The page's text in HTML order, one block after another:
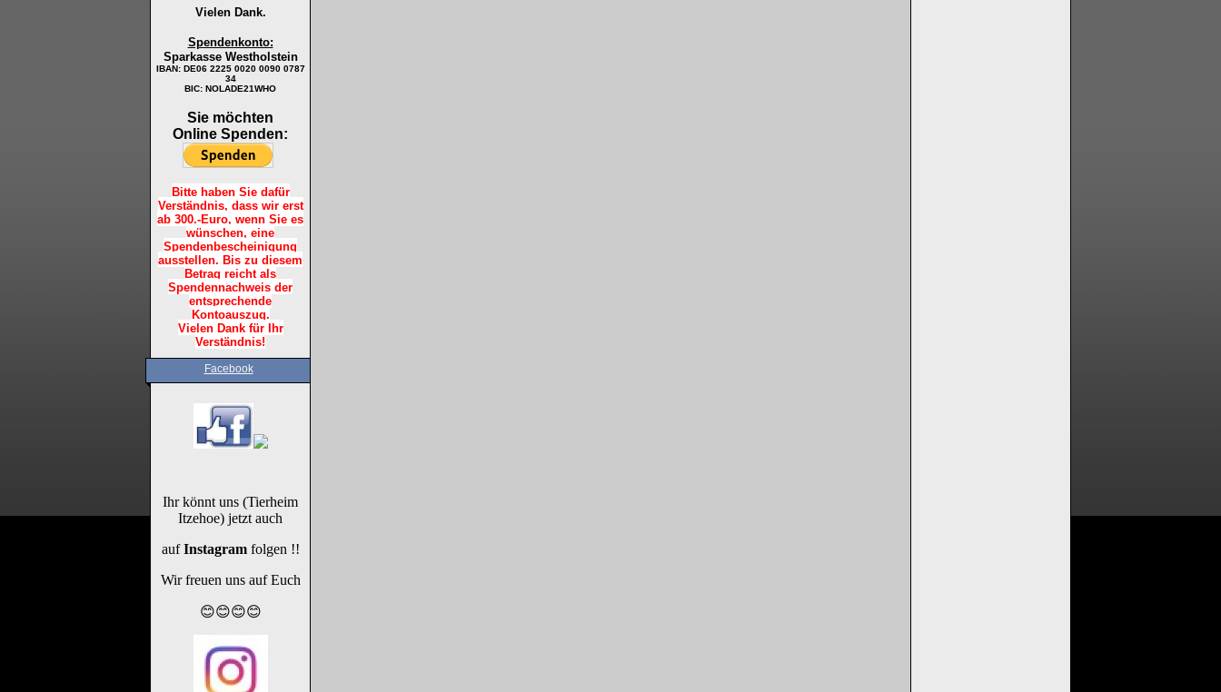
Vielen Dank.
Spendenkonto:
Sparkasse Westholstein
IBAN: DE06 2225 0020 0090 0787
34
BIC: NOLADE21WHO
Sie möchten
Online Spenden:
Bitte haben Sie dafür
Verständnis, dass wir erst
ab 300.-Euro, wenn Sie es
wünschen, eine
Spendenbescheinigung
ausstellen. Bis zu diesem
Betrag reicht als
Spendennachweis der
entsprechende
Kontoauszug.
Vielen Dank für Ihr
Verständnis!
Facebook
Ihr könnt uns (Tierheim
Itzehoe) jetzt auch
aufInstagramfolgen !!
Wir freuen uns auf Euch
😊😊😊😊